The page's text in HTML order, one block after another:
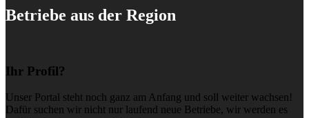
Betriebe aus der Region
Ihr Profil?
Unser Portal steht noch ganz am Anfang und soll weiter wachsen!
Dafür suchen wir nicht nur laufend neue Betriebe, wir werden es